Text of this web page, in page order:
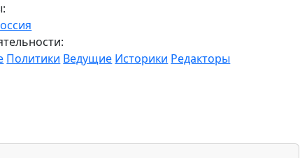
Политики Ведущие Историки Редакторы